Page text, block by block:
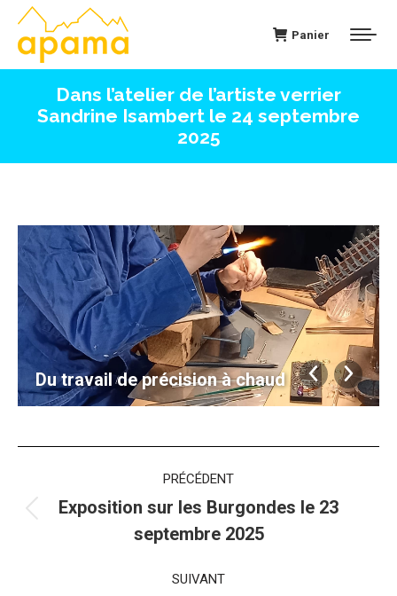
Panier
Dans l’atelier de l’artiste verrier
Sandrine Isambert le 24 septembre
2025
Du travail de précision à chaud
album
PRÉCÉDENT
Album
précédent
Exposition sur les Burgondes le 23
septembre 2025
SUIVANT